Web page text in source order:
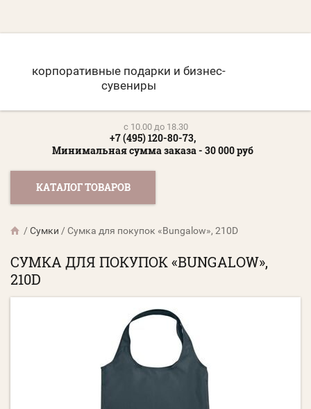
корпоративные подарки и бизнес-
сувениры
c 10.00 до 18.30
+7 (495) 120-80-73,
Минимальная сумма заказа - 30 000 руб
КАТАЛОГ ТОВАРОВ
/Сумки /Сумка для покупок «Bungalow», 210D
СУМКА ДЛЯ ПОКУПОК «BUNGALOW»,
210D